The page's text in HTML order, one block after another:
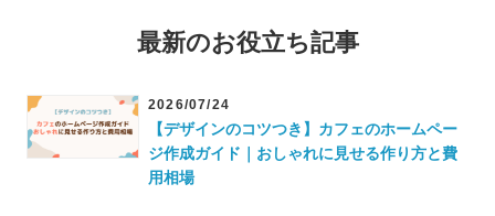
最新のお役立ち記事
2026/07/24
【デザインのコツつき】カフェのホームペー
ジ作成ガイド｜おしゃれに見せる作り方と費
用相場